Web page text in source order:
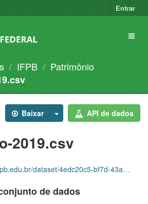
Entrar
IFPB
Patrimônio
Baixar API de dados
2019.csv
43a3-bb00-8669ddf1cc4d/resource/1144fd11-e7f6-456c-97d3-60a9024aba7b/download/patrimonio-2019.csv
de dados